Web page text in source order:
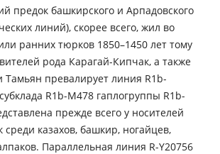
предок башкирского и Арпадовского
линий), скорее всего, жил во
ранних тюрков 1850–1450 лет тому
рода Карагай-Кипчак, а также
Тамьян превалирует линия R1b-
R1b-M478 гаплогруппы R1b-
прежде всего у носителей
казахов, башкир, ногайцев,
Параллельная линия R-Y20756